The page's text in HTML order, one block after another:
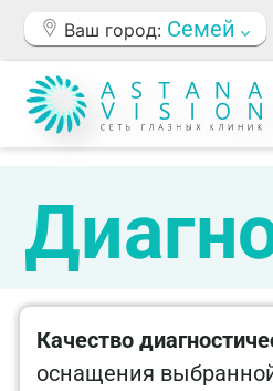
Ваш город: Семей
Качество
оснащения